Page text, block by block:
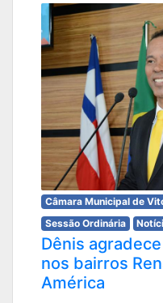
Câmara Municipal de
Sessão Ordinária
Dênis
nos bairros
América